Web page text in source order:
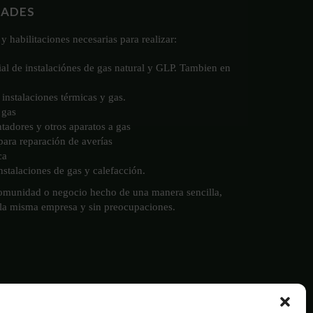
habilitaciones necesarias para realizar:
de instalaciónes de gas natural y GLP. Tambien en
térmicas y gas.
y otros aparatos a gas
reparación de averías
de gas y calefacción.
o negocio hecho de una manera sencilla,
misma empresa y sin preocupaciones.